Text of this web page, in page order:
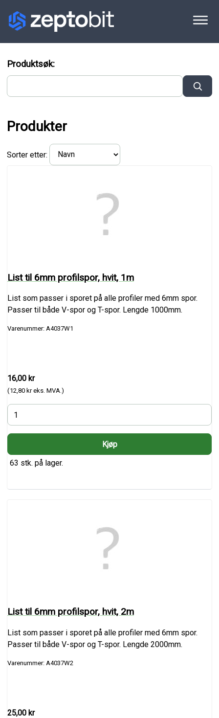
Produktsøk:
Produkter
Sorter etter:
List til 6mm profilspor, hvit, 1m
List som passer i sporet på alle profiler med 6mm spor.
Passer til både V-spor og T-spor. Lengde 1000mm.
Varenummer: A4037W1
16,00 kr
(12,80 kr eks. MVA.)
63 stk. på lager.
List til 6mm profilspor, hvit, 2m
List som passer i sporet på alle profiler med 6mm spor.
Passer til både V-spor og T-spor. Lengde 2000mm.
Varenummer: A4037W2
25,00 kr